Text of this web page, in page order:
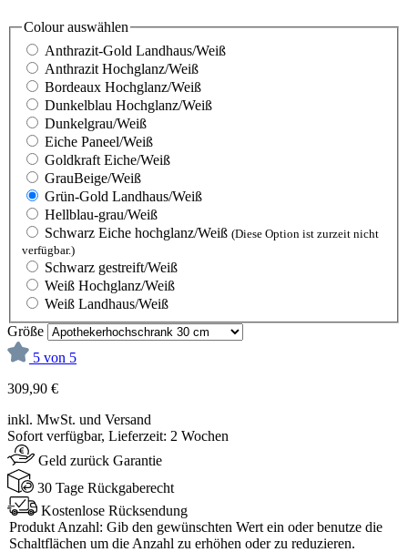
Colourauswählen
Anthrazit-Gold Landhaus/Weiß
Anthrazit Hochglanz/Weiß
Bordeaux Hochglanz/Weiß
Dunkelblau Hochglanz/Weiß
Dunkelgrau/Weiß
Eiche Paneel/Weiß
Goldkraft Eiche/Weiß
GrauBeige/Weiß
Grün-Gold Landhaus/Weiß
Hellblau-grau/Weiß
Schwarz Eiche hochglanz/Weiß (Diese Option ist zurzeit nicht
verfügbar.)
Schwarz gestreift/Weiß
Weiß Hochglanz/Weiß
Weiß Landhaus/Weiß
Größe
5 von 5
309,90 €
inkl. MwSt. und Versand
Sofort verfügbar, Lieferzeit: 2 Wochen
Geld zurück Garantie
30 Tage Rückgaberecht
Kostenlose Rücksendung
Produkt Anzahl: Gib den gewünschten Wert ein oder benutze die
Schaltflächen um die Anzahl zu erhöhen oder zu reduzieren.